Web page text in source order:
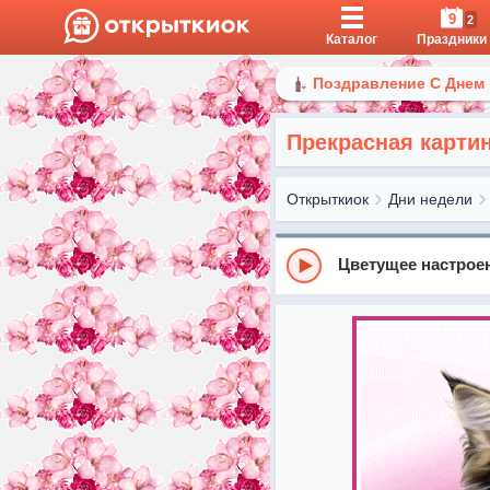
Каталог
9 2
Праздники
Поздравление С
Прекрасная
Открыткиок Дни недели
Цветущее